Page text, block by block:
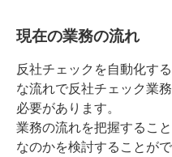
現在の業務の流れ
反社チェックを自動化す
な流れで反社チェック業
必要があります。
業務の流れを把握するこ
なのかを検討することがで